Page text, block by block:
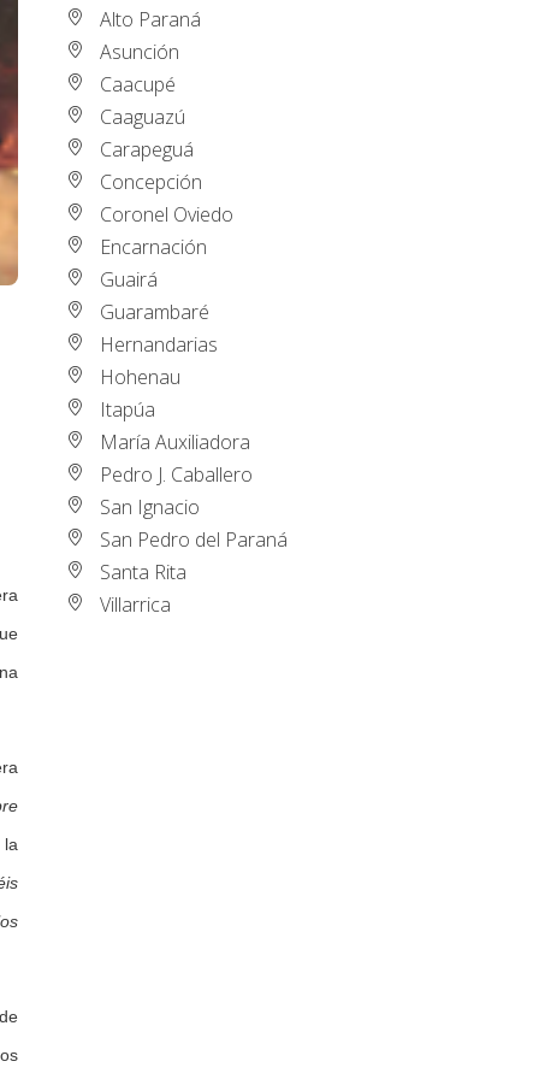
Alto Paraná
Asunción
Caacupé
Caaguazú
Carapeguá
Concepción
Coronel Oviedo
Encarnación
Guairá
Guarambaré
Hernandarias
Hohenau
Itapúa
María Auxiliadora
Pedro J. Caballero
San Ignacio
San Pedro del Paraná
Santa Rita
Villarrica